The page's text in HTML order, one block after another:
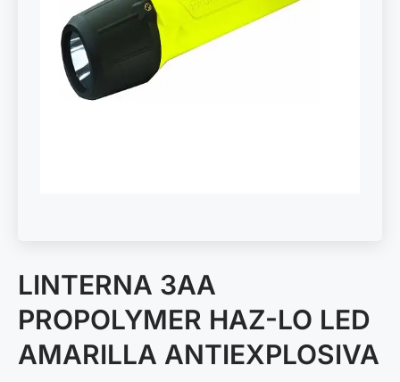
LINTERNA 3AA
PROPOLYMER HAZ-LO LED
AMARILLA ANTIEXPLOSIVA